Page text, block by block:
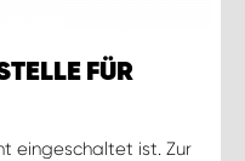
FÜR
eingeschaltet ist. Zur